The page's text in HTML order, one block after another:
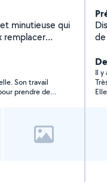
minutieuse qui
poêle à
Son travail
prendre des
Il y